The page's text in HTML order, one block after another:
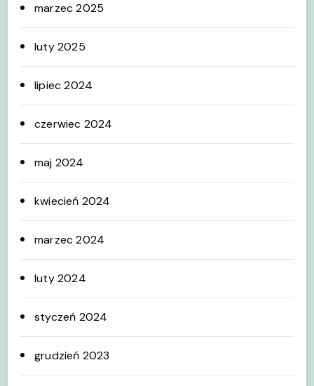
marzec 2025
luty 2025
lipiec 2024
czerwiec 2024
maj 2024
kwiecień 2024
marzec 2024
luty 2024
styczeń 2024
grudzień 2023